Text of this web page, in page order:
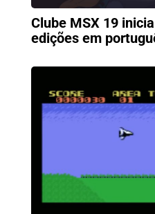
Clube MSX 19
edições em